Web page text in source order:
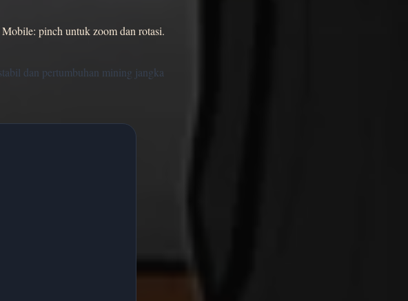
pinch untuk zoom dan rotasi.
dan pertumbuhan mining jangka